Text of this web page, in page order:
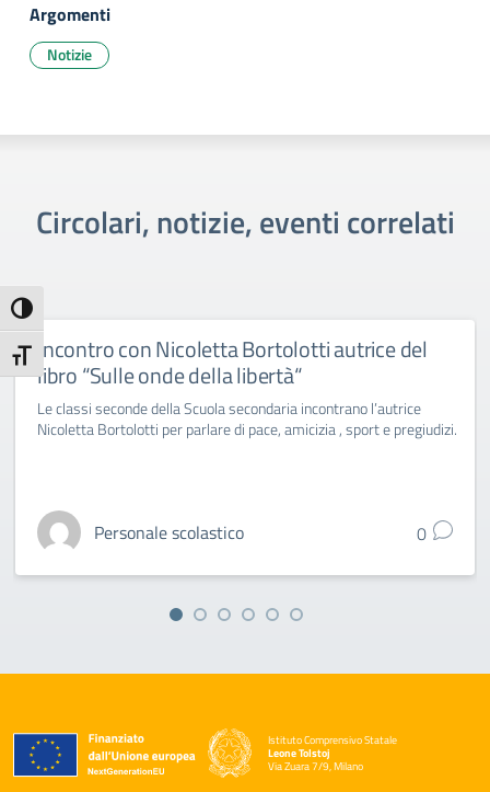
Attiva/disattiva alto contrasto
Attiva/disattiva dimensione testo
Argomenti
Notizie
Circolari, notizie, eventi correlati
Incontro con Nicoletta Bortolotti autrice del
libro “Sulle onde della libertà“
Le classi seconde della Scuola secondaria incontrano l’autrice
Nicoletta Bortolotti per parlare di pace, amicizia , sport e pregiudizi.
Personale scolastico 0
Istituto Comprensivo Statale
Leone Tolstoj
Via Zuara 7/9, Milano
— Visita la pagina iniziale della scuola